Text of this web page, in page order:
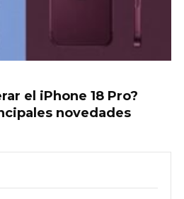
el iPhone 18 Pro?
novedades